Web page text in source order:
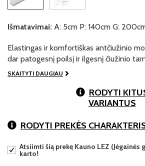
Išmatavimai: A: 5cm P: 140cm G:
Elastingas ir komfortiškas antčiužinio
dar patogesnį poilsį ir ilgesnį čiužinio
SKAITYTI DAUGIAU
RODYTI
VARIANTUS
RODYTI PREKĖS
Atsiimti šią prekę Kauno LEZ (Jėgainės
karto!